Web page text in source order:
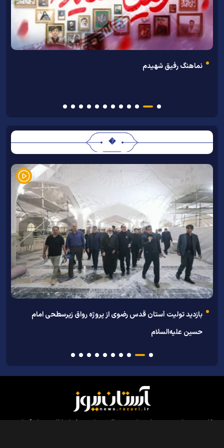
نماهنگ رفیق شهیدم
�
بازدید تولیت آستان قدس رضوی از پروژه رواق زیرسطحی امام
حسین علیه‌السلام
کلیه حقوق مادی و معنوی این سایت محفوظ و متعلق به مرکز ارتباطات و رسانه آستان